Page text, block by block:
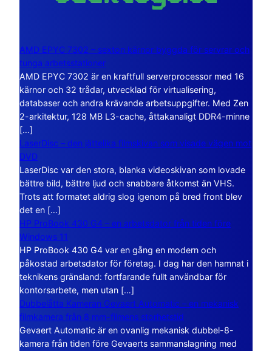
AMD EPYC 7302 – sexton kärnor byggda för servrar och
tunga arbetsstationer
AMD EPYC 7302 är en kraftfull serverprocessor med 16
kärnor och 32 trådar, utvecklad för virtualisering,
databaser och andra krävande arbetsuppgifter. Med Zen
2-arkitektur, 128 MB L3-cache, åttakanaligt DDR4-minne
[…]
LaserDisc – den jättelika filmskivan som visade vägen mot
DVD
LaserDisc var den stora, blanka videoskivan som lovade
bättre bild, bättre ljud och snabbare åtkomst än VHS.
Trots att formatet aldrig slog igenom på bred front blev
det en […]
HP ProBook 430 G4 – en arbetsdator från tiden före
Windows 11
HP ProBook 430 G4 var en gång en modern och
påkostad arbetsdator för företag. I dag har den hamnat i
teknikens gränsland: fortfarande fullt användbar för
kontorsarbete, men utan […]
Dubbelåtta Kameran Gevaert Automatic – en mekanisk
filmkamera från 8 mm-filmens storhetstid
Gevaert Automatic är en ovanlig mekanisk dubbel-8-
kamera från tiden före Gevaerts sammanslagning med